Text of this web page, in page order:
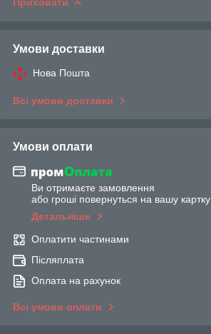
Умови доставки
Нова Пошта
Всі умови доставки
Умови оплати
Ви отримаєте замовлення
або гроші повернуться на вашу картку
Детальніше
Оплатити частинами
Післяплата
Оплата на рахунок
Всі умови оплати